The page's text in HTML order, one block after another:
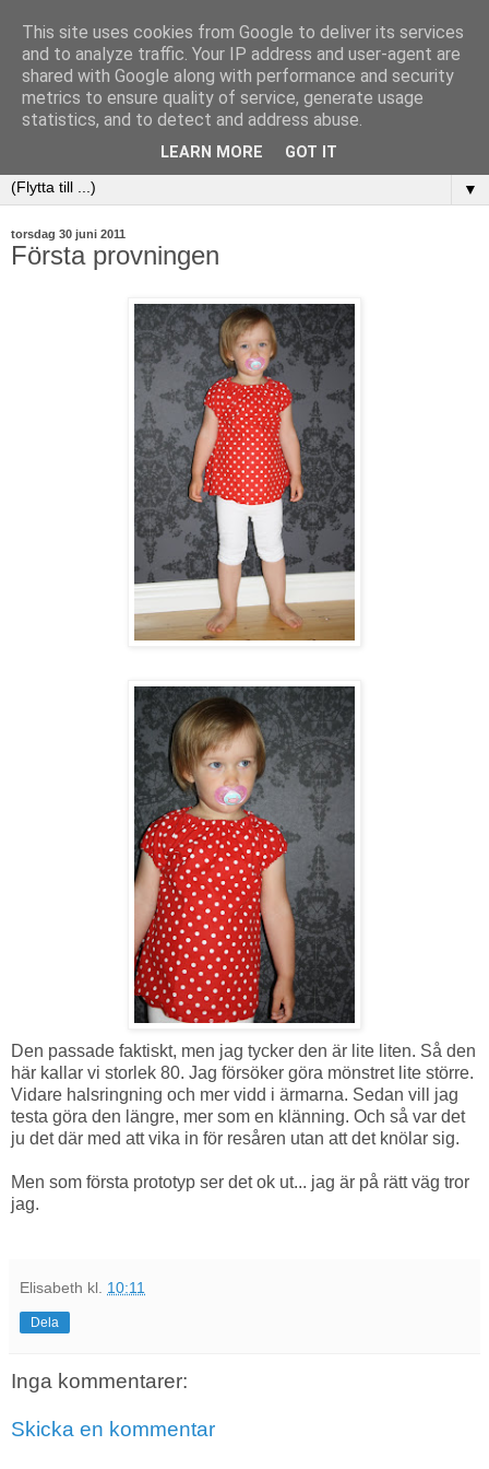
▼
torsdag 30 juni 2011
Första provningen
Den passade faktiskt, men jag tycker den är lite liten. Så den
här kallar vi storlek 80. Jag försöker göra mönstret lite större.
Vidare halsringning och mer vidd i ärmarna. Sedan vill jag
testa göra den längre, mer som en klänning. Och så var det
ju det där med att vika in för resåren utan att det knölar sig.
Men som första prototyp ser det ok ut... jag är på rätt väg tror
jag.
Elisabeth kl. 10:11
Dela
Inga kommentarer:
Skicka en kommentar
This site uses cookies from Google to deliver its services
and to analyze traffic. Your IP address and user-agent are
shared with Google along with performance and security
metrics to ensure quality of service, generate usage
statistics, and to detect and address abuse.
LEARN MORE GOT IT